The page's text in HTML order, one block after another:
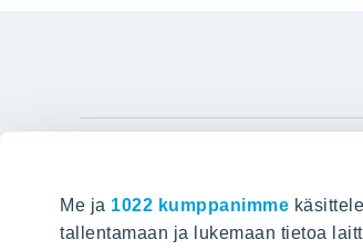
Me ja 1022 kumppanimme
tallentamaan ja lukemaan tietoa
Hyvin rakennettu huominen